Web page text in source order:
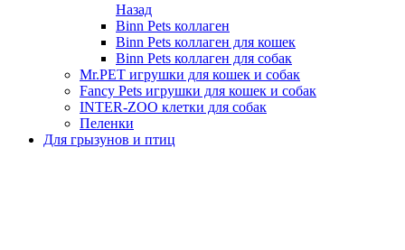
Назад
Binn Pets коллаген
Binn Pets коллаген для кошек
Binn Pets коллаген для собак
Mr.PET игрушки для кошек и собак
Fancy Pets игрушки для кошек и собак
INTER-ZOO клетки для собак
Пеленки
Для грызунов и птиц